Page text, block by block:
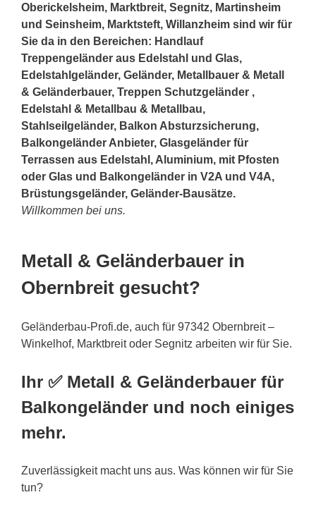
Oberickelsheim, Marktbreit, Segnitz, Martinsheim
und Seinsheim, Marktsteft, Willanzheim sind wir für
Sie da in den Bereichen: Handlauf
Treppengeländer aus Edelstahl und Glas,
Edelstahlgeländer, Geländer, Metallbauer & Metall
& Geländerbauer, Treppen Schutzgeländer ,
Edelstahl & Metallbau & Metallbau,
Stahlseilgeländer, Balkon Absturzsicherung,
Balkongeländer Anbieter, Glasgeländer für
Terrassen aus Edelstahl, Aluminium, mit Pfosten
oder Glas und Balkongeländer in V2A und V4A,
Brüstungsgeländer, Geländer-Bausätze.
Willkommen bei uns.
Metall & Geländerbauer in
Obernbreit gesucht?
Geländerbau-Profi.de, auch für 97342 Obernbreit –
Winkelhof, Marktbreit oder Segnitz arbeiten wir für Sie.
Ihr ✅ Metall & Geländerbauer für
Balkongeländer und noch einiges
mehr.
Zuverlässigkeit macht uns aus. Was können wir für Sie
tun?